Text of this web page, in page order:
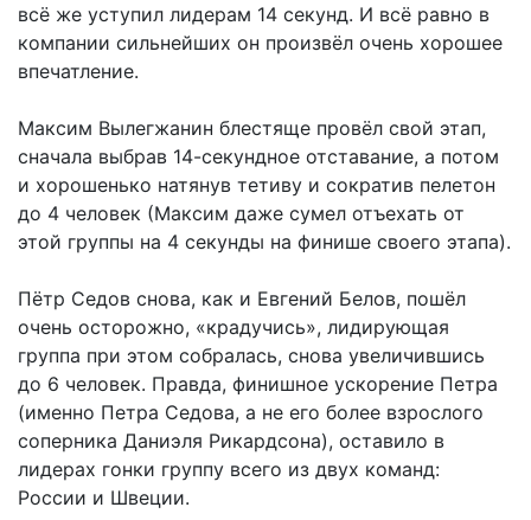
всё же уступил лидерам 14 секунд. И всё равно в
компании сильнейших он произвёл очень хорошее
впечатление.
Максим Вылегжанин блестяще провёл свой этап,
сначала выбрав 14-секундное отставание, а потом
и хорошенько натянув тетиву и сократив пелетон
до 4 человек (Максим даже сумел отъехать от
этой группы на 4 секунды на финише своего этапа).
Пётр Седов снова, как и Евгений Белов, пошёл
очень осторожно, «крадучись», лидирующая
группа при этом собралась, снова увеличившись
до 6 человек. Правда, финишное ускорение Петра
(именно Петра Седова, а не его более взрослого
соперника Даниэля Рикардсона), оставило в
лидерах гонки группу всего из двух команд:
России и Швеции.